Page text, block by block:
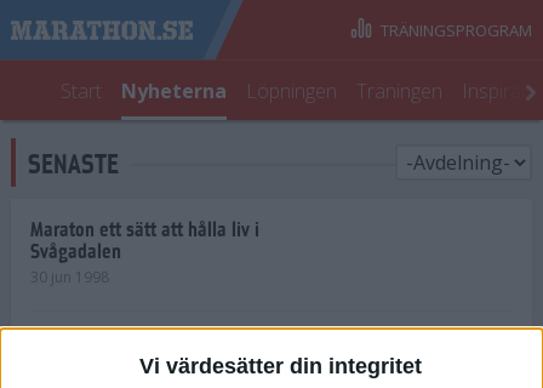
Vi värdesätter din integritet
Start Nyheterna Löpningen Träningen
TRÄNINGSPROGRAM
SENASTE
Maraton ett sätt att hålla liv i
Svågadalen
30 jun 1998